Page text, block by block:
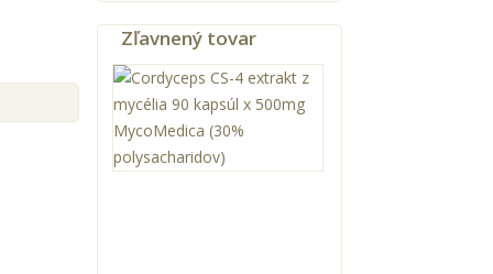
Zľavnený tovar